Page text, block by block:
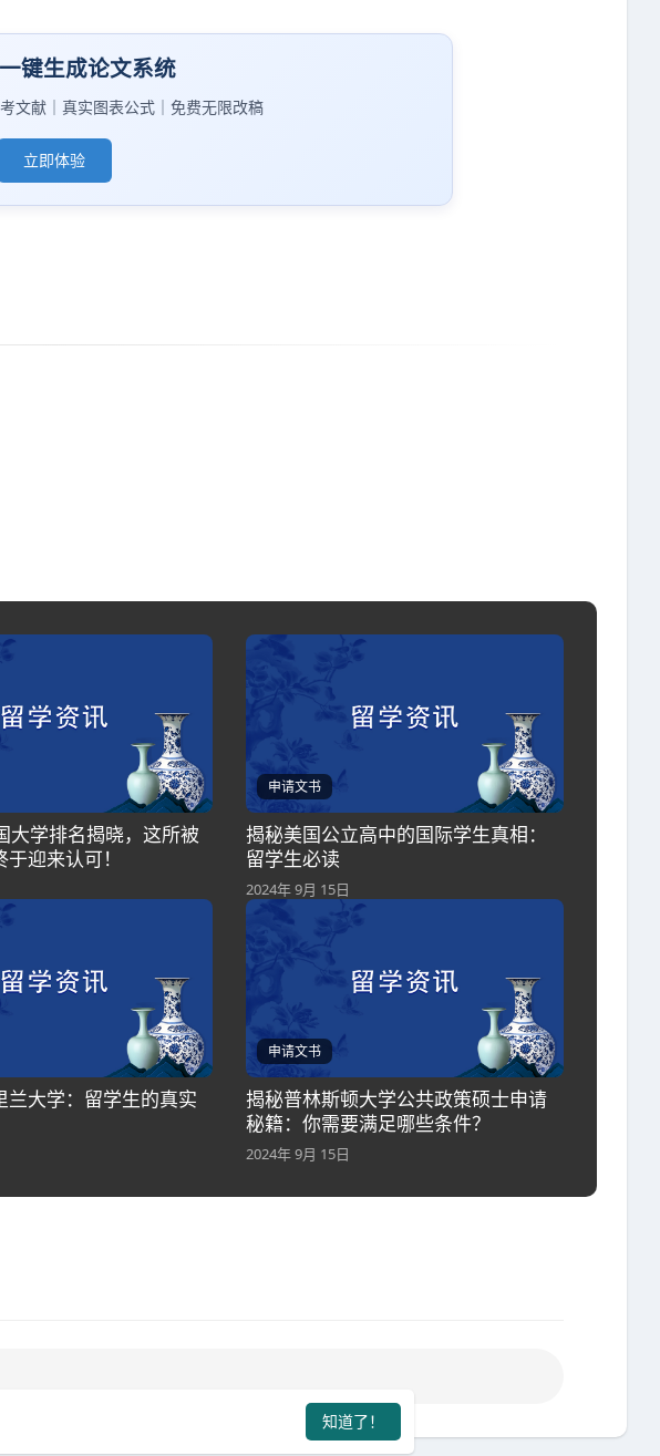
知道了！
键生成论文系统
文献｜真实图表公式｜免费无限改稿
立即体验
大学排名揭晓，这所被
迎来认可！
申请文书
揭秘美国公立高中的国际学生真相：
留学生必读
2024年 9月 15日
兰大学：留学生的真实
申请文书
揭秘普林斯顿大学公共政策硕士申请
秘籍：你需要满足哪些条件？
2024年 9月 15日